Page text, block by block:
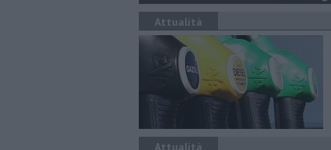
Attualità
Attualità